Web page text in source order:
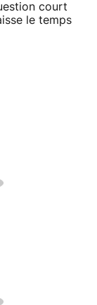
court
le temps